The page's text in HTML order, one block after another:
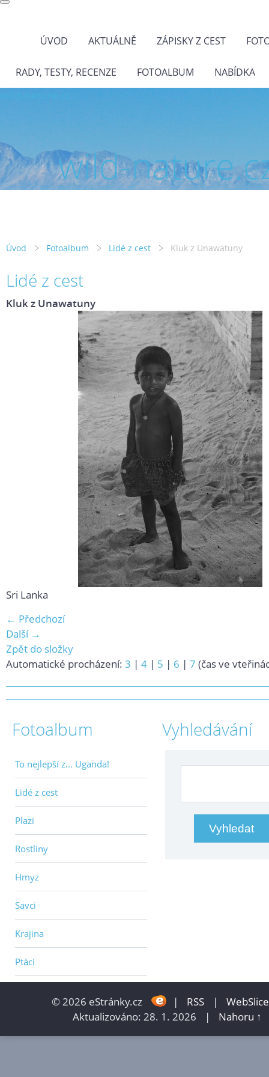
ÚVOD AKTUÁLNĚ ZÁPISKY Z CEST
RADY, TESTY, RECENZE FOTOALBUM NABÍDKA
wild-
Úvod Fotoalbum Lidé z cest Kluk z Unawatuny
Lidé z cest
Kluk z Unawatuny
Sri Lanka
← Předchozí
Další →
Zpět do složky
Automatické procházení: 3 | 4 | 5 | 6 | 7 (čas ve
Fotoalbum
To nejlepší z... Uganda!
Lidé z cest
Plazi
Rostliny
Hmyz
Savci
Krajina
Ptáci
Vyhledávání
© 2026 eStránky.cz | RSS |
WebSlice
Aktualizováno: 28. 1. 2026
| Nahoru ↑